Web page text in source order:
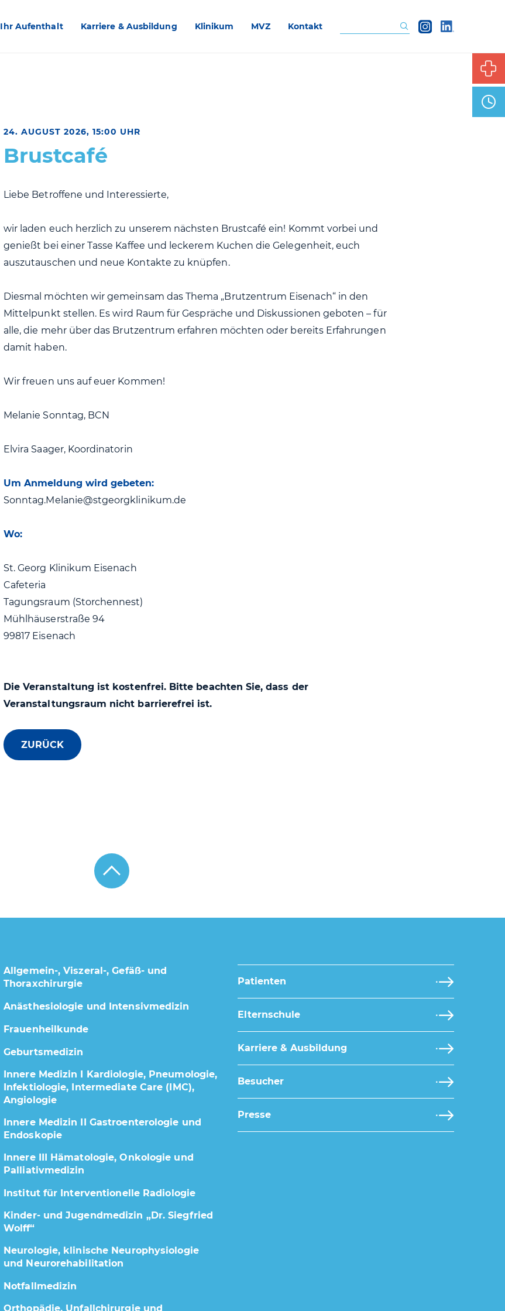
Ihr Aufenthalt Karriere & Ausbildung Klinikum MVZ Kontakt
24. AUGUST 2026, 15:00 UHR
Brustcafé
Liebe Betroffene und Interessierte,
wir laden euch herzlich zu unserem nächsten Brustcafé ein! Kommt vorbei und
genießt bei einer Tasse Kaffee und leckerem Kuchen die Gelegenheit, euch
auszutauschen und neue Kontakte zu knüpfen.
Diesmal möchten wir gemeinsam das Thema „Brutzentrum Eisenach“ in den
Mittelpunkt stellen. Es wird Raum für Gespräche und Diskussionen geboten – für
alle, die mehr über das Brutzentrum erfahren möchten oder bereits Erfahrungen
damit haben.
Wir freuen uns auf euer Kommen!
Melanie Sonntag, BCN
Elvira Saager, Koordinatorin
Um Anmeldung wird gebeten:
Sonntag.Melanie@stgeorgklinikum.de
Wo:
St. Georg Klinikum Eisenach
Cafeteria
Tagungsraum (Storchennest)
Mühlhäuserstraße 94
99817 Eisenach
Die Veranstaltung ist kostenfrei. Bitte beachten Sie, dass der
Veranstaltungsraum nicht barrierefrei ist.
ZURÜCK
Allgemein-, Viszeral-, Gefäß- und
Thoraxchirurgie
Anästhesiologie und Intensivmedizin
Frauenheilkunde
Geburtsmedizin
Innere Medizin I Kardiologie, Pneumologie,
Infektiologie, Intermediate Care (IMC),
Angiologie
Innere Medizin II Gastroenterologie und
Endoskopie
Innere III Hämatologie, Onkologie und
Palliativmedizin
Institut für Interventionelle Radiologie
Kinder- und Jugendmedizin „Dr. Siegfried
Wolff“
Neurologie, klinische Neurophysiologie
und Neurorehabilitation
Notfallmedizin
Orthopädie, Unfallchirurgie und
Patienten
Elternschule
Karriere & Ausbildung
Besucher
Presse